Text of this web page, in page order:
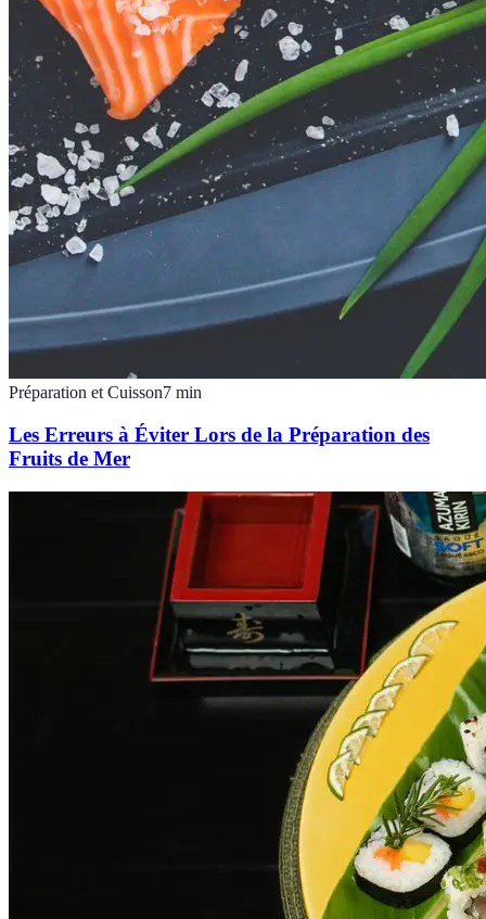
Préparation et Cuisson7 min
Les Erreurs à Éviter Lors de la Préparation des
Fruits de Mer